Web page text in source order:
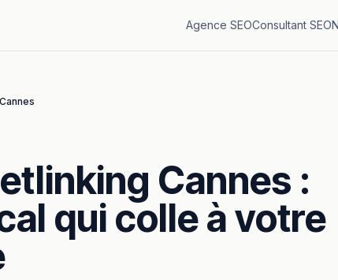
Agence SEOConsultant SEO
Cannes
Cannes :
qui colle à votre